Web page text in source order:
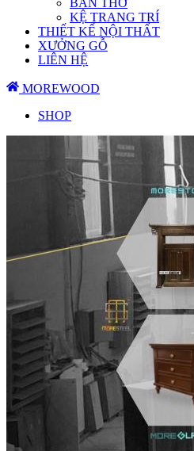
BÀN THỜ
KỆ TRANG TRÍ
THIẾT KẾ NỘI THẤT
XƯỞNG GỖ
LIÊN HỆ
MOREWOOD
SHOP